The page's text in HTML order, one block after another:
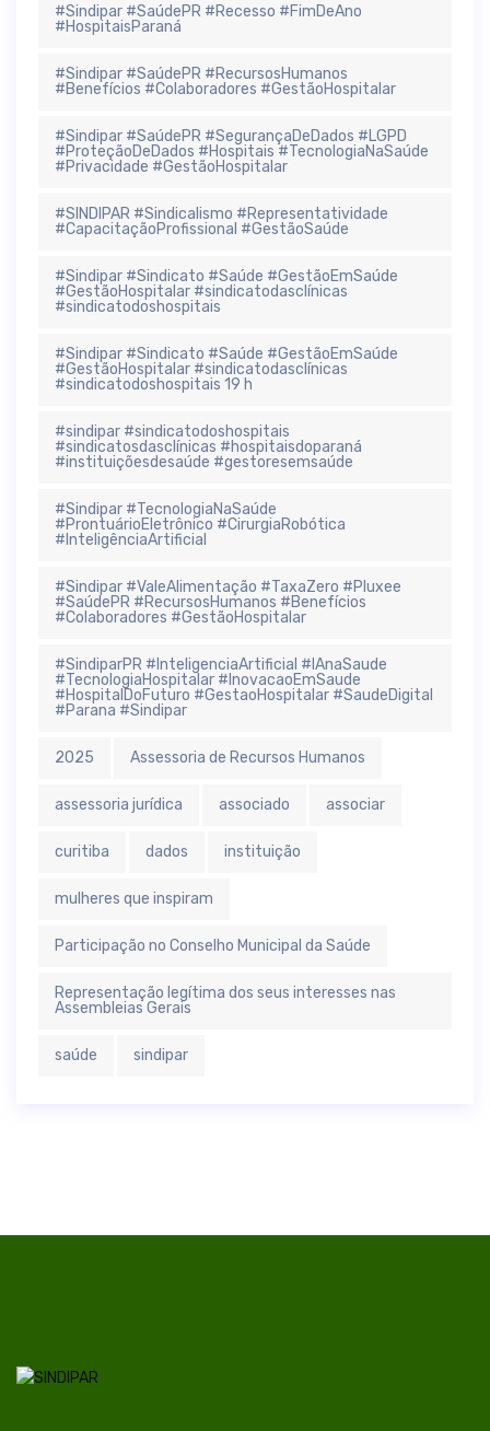
#Sindipar #SaúdePR #Recesso #FimDeAno
#HospitaisParaná
#Sindipar #SaúdePR #RecursosHumanos
#Benefícios #Colaboradores #GestãoHospitalar
#Sindipar #SaúdePR #SegurançaDeDados #LGPD
#ProteçãoDeDados #Hospitais #TecnologiaNaSaúde
#Privacidade #GestãoHospitalar
#SINDIPAR #Sindicalismo #Representatividade
#CapacitaçãoProfissional #GestãoSaúde
#Sindipar #Sindicato #Saúde #GestãoEmSaúde
#GestãoHospitalar #sindicatodasclínicas
#sindicatodoshospitais
#Sindipar #Sindicato #Saúde #GestãoEmSaúde
#GestãoHospitalar #sindicatodasclínicas
#sindicatodoshospitais 19 h
#sindipar #sindicatodoshospitais
#sindicatosdasclínicas #hospitaisdoparaná
#instituiçõesdesaúde #gestoresemsaúde
#Sindipar #TecnologiaNaSaúde
#ProntuárioEletrônico #CirurgiaRobótica
#InteligênciaArtificial
#Sindipar #ValeAlimentação #TaxaZero #Pluxee
#SaúdePR #RecursosHumanos #Benefícios
#Colaboradores #GestãoHospitalar
#SindiparPR #InteligenciaArtificial #IAnaSaude
#TecnologiaHospitalar #InovacaoEmSaude
#HospitalDoFuturo #GestaoHospitalar #SaudeDigital
#Parana #Sindipar
2025 Assessoria de Recursos Humanos
assessoria jurídica associado associar
curitiba dados instituição
mulheres que inspiram
Participação no Conselho Municipal da Saúde
Representação legítima dos seus interesses nas
Assembleias Gerais
saúde sindipar